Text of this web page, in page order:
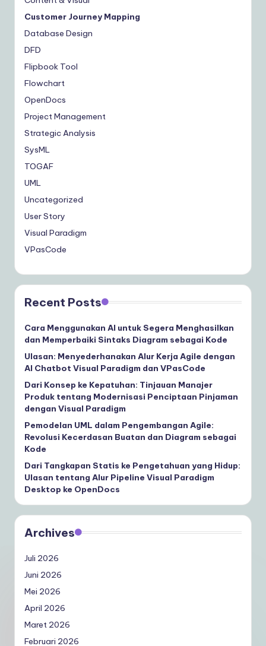
Customer Journey Mapping
Database Design
DFD
Flipbook Tool
Flowchart
OpenDocs
Project Management
Strategic Analysis
SysML
TOGAF
UML
Uncategorized
User Story
Visual Paradigm
VPasCode
Recent Posts
Cara Menggunakan AI untuk Segera Menghasilkan
dan Memperbaiki Sintaks Diagram sebagai Kode
Ulasan: Menyederhanakan Alur Kerja Agile dengan
AI Chatbot Visual Paradigm dan VPasCode
Dari Konsep ke Kepatuhan: Tinjauan Manajer
Produk tentang Modernisasi Penciptaan Pinjaman
dengan Visual Paradigm
Pemodelan UML dalam Pengembangan Agile:
Revolusi Kecerdasan Buatan dan Diagram sebagai
Kode
Dari Tangkapan Statis ke Pengetahuan yang Hidup:
Ulasan tentang Alur Pipeline Visual Paradigm
Desktop ke OpenDocs
Archives
Juli 2026
Juni 2026
Mei 2026
April 2026
Maret 2026
Februari 2026